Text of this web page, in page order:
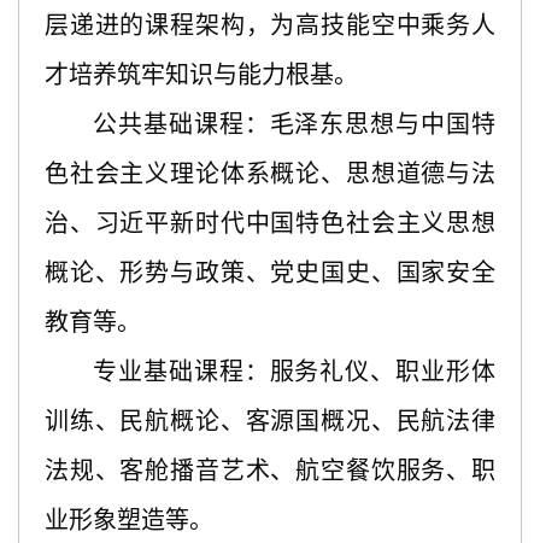
层递进的课程架构，为高技能空中乘务人
才培养筑牢知识与能力根基。
公共基础课程：毛泽东思想与中国特
色社会主义理论体系概论、思想道德与法
治、习近平新时代中国特色社会主义思想
概论、形势与政策、党史国史、国家安全
教育等。
专业基础课程：服务礼仪、职业形体
训练、民航概论、客源国概况、民航法律
法规、客舱播音艺术、航空餐饮服务、职
业形象塑造等。